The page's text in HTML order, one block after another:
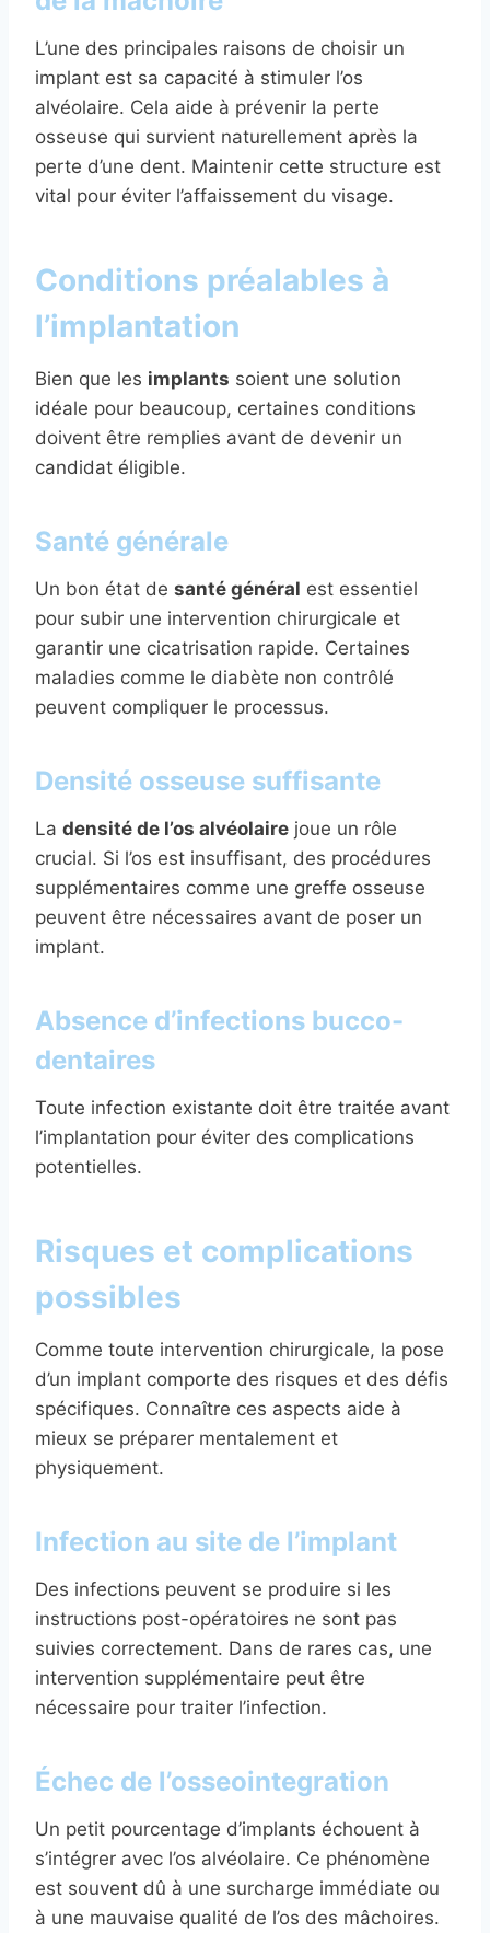
L’une des principales raisons de choisir un
implant est sa capacité à stimuler l’os
alvéolaire. Cela aide à prévenir la perte
osseuse qui survient naturellement après la
perte d’une dent. Maintenir cette structure est
vital pour éviter l’affaissement du visage.
Conditions préalables à
l’implantation
Bien que les implants soient une solution
idéale pour beaucoup, certaines conditions
doivent être remplies avant de devenir un
candidat éligible.
Santé générale
Un bon état de santé général est essentiel
pour subir une intervention chirurgicale et
garantir une cicatrisation rapide. Certaines
maladies comme le diabète non contrôlé
peuvent compliquer le processus.
Densité osseuse suffisante
La densité de l’os alvéolaire joue un rôle
crucial. Si l’os est insuffisant, des procédures
supplémentaires comme une greffe osseuse
peuvent être nécessaires avant de poser un
implant.
Absence d’infections bucco-
dentaires
Toute infection existante doit être traitée avant
l’implantation pour éviter des complications
potentielles.
Risques et complications
possibles
Comme toute intervention chirurgicale, la pose
d’un implant comporte des risques et des défis
spécifiques. Connaître ces aspects aide à
mieux se préparer mentalement et
physiquement.
Infection au site de l’implant
Des infections peuvent se produire si les
instructions post-opératoires ne sont pas
suivies correctement. Dans de rares cas, une
intervention supplémentaire peut être
nécessaire pour traiter l’infection.
Échec de l’osseointegration
Un petit pourcentage d’implants échouent à
s’intégrer avec l’os alvéolaire. Ce phénomène
est souvent dû à une surcharge immédiate ou
à une mauvaise qualité de l’os des mâchoires.